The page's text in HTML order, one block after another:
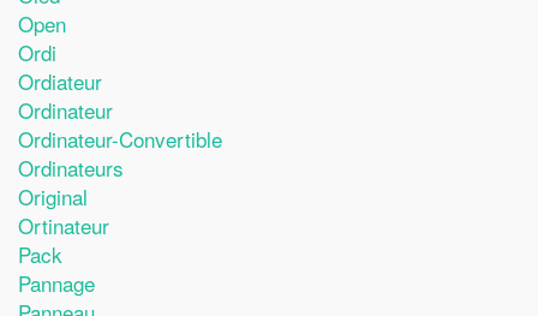
Open
Ordi
Ordiateur
Ordinateur
Ordinateur-Convertible
Ordinateurs
Original
Ortinateur
Pack
Pannage